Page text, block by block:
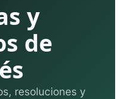
y
de
resoluciones y